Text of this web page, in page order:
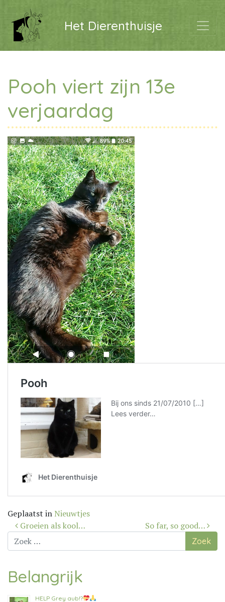
Het Dierenthuisje
Pooh viert zijn 13e
verjaardag
Geplaatst in Nieuwtjes
Bericht
navigatie
Groeien als kool…
So far, so good…
Zoek
naar:
Belangrijk
HELP Grey aub!?